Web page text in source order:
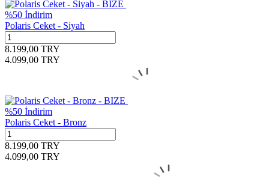
%50 İndirim
Polaris Ceket - Siyah
8.199,00 TRY
4.099,00 TRY
%50 İndirim
Polaris Ceket - Bronz
8.199,00 TRY
4.099,00 TRY